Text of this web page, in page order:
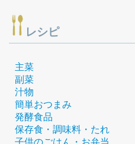
レシピ
主菜
副菜
汁物
簡単おつまみ
発酵食品
保存食・調味料・たれ
子供のごはん・お弁当